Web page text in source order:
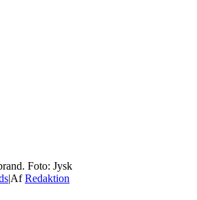
Foto: Jysk
|AfRedaktion